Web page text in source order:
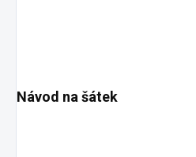
Návod na šátek